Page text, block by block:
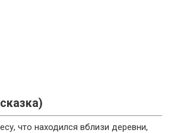
что находился вблизи деревни,